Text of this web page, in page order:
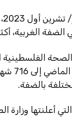
أكثر من 11 ألف و700 حالة، بينهم 435
بالضفة.